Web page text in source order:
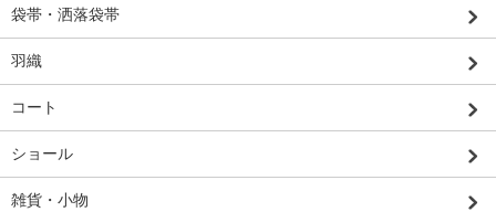
袋帯・洒落袋帯
羽織
コート
ショール
雑貨・小物